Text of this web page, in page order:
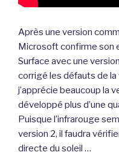
Après une version
Microsoft confirme son
Surface avec une
corrigé les défauts de
j’apprécie beaucoup la
développé plus d’une
Puisque l’infrarouge
version 2, il faudra
directe du soleil …